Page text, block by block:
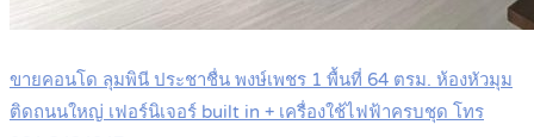
ขายคอนโด ลุมพินี ประชาชื่น พงษ์เพชร 1 พื้นที่ 64 ตรม. ห้องหัวมุม
ติดถนนใหญ่ เฟอร์นิเจอร์ built in + เครื่องใช้ไฟฟ้าครบชุด โทร